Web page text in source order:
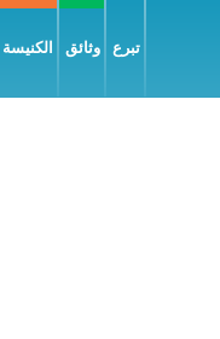
وثائق تبرع